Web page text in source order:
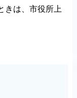
きは、市役所上